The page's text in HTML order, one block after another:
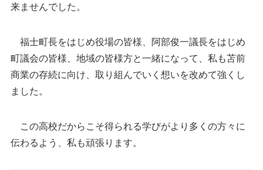
来ませんでした。
福士町長をはじめ役場の皆様、阿部俊一議長をはじめ
町議会の皆様、地域の皆様方と一緒になって、私も苫前
商業の存続に向け、取り組んでいく想いを改めて強くし
ました。
この高校だからこそ得られる学びがより多くの方々に
伝わるよう、私も頑張ります。